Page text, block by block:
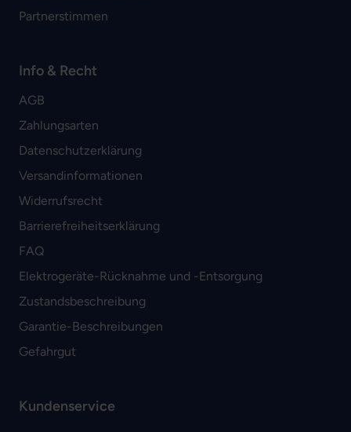
Partnerstimmen
Info & Recht
AGB
Zahlungsarten
Datenschutzerklärung
Versandinformationen
Widerrufsrecht
Barrierefreiheitserklärung
FAQ
Elektrogeräte-Rücknahme und -Entsorgung
Zustandsbeschreibung
Garantie-Beschreibungen
Gefahrgut
Kundenservice